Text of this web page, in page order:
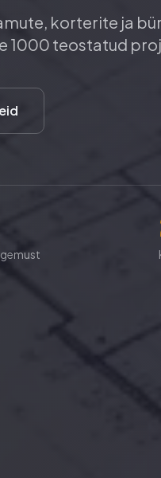
korterite ja
1000 teostatud